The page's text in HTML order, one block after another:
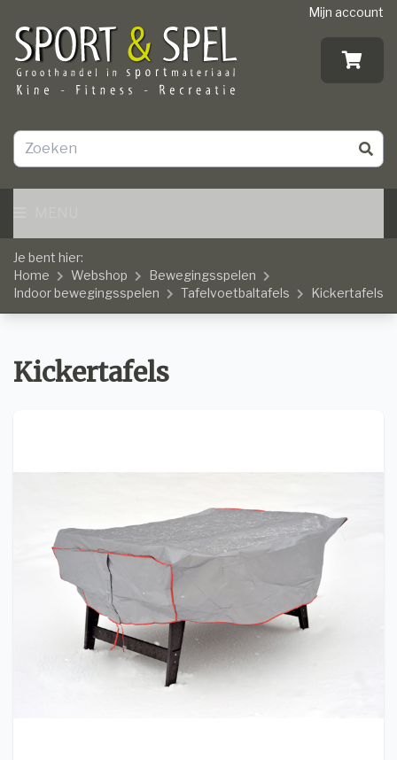
Mijn account
Je bent hier:
Home
Webshop
Bewegingsspelen
Indoor bewegingsspelen
Tafelvoetbaltafels Kickertafels
Kickertafels